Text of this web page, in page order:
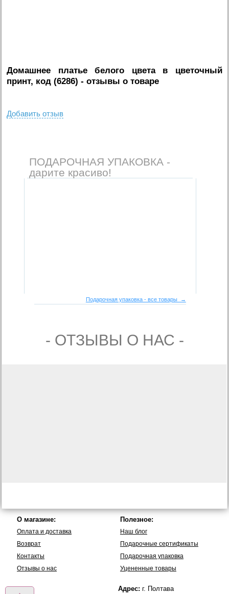
Домашнее платье белого цвета в цветочный
принт, код (6286) - отзывы о товаре
Добавить отзыв
ПОДАРОЧНАЯ УПАКОВКА -
дарите красиво!
Подарочная упаковка - все товары →
- ОТЗЫВЫ О НАС -
О магазине:
Оплата и доставка
Возврат
Контакты
Отзывы о нас
Полезное:
Наш блог
Подарочные сертификаты
Подарочная упаковка
Уцененные товары
Адрес: г. Полтава